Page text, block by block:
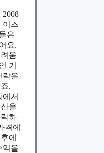
: 2008
이스
은
요.
움
기
략을
.
에서
을
하
격에
에
익을